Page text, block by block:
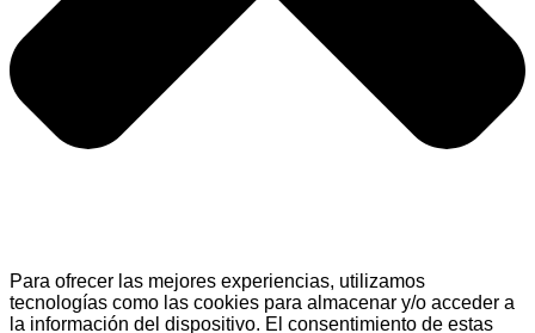
Para ofrecer las mejores experiencias, utilizamos
tecnologías como las cookies para almacenar y/o acceder a
la información del dispositivo. El consentimiento de estas